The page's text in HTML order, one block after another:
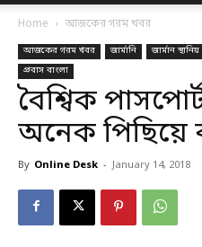
Home আজকের গরম খবর
আজকের গরম খবর জার্মানি জার্মান
প্রবাস বাংলা
বৈশ্বিক
অনেক পিছিয়ে
By Online Desk - January 14, 2018